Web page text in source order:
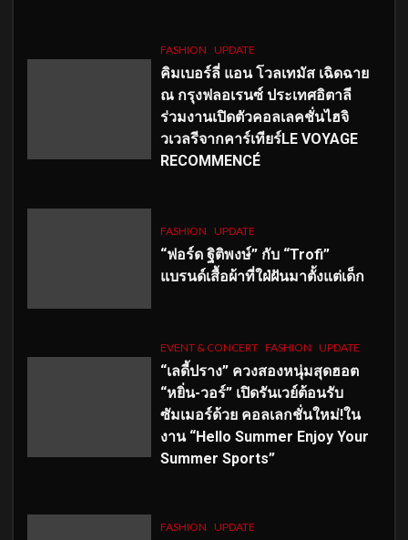
FASHION UPDATE
คิมเบอร์ลี่ แอน โวลเทมัส เฉิดฉาย
ณ กรุงฟลอเรนซ์ ประเทศอิตาลี
ร่วมงานเปิดตัวคอลเลคชั่นไฮจิ
วเวลรีจากคาร์เทียร์LE VOYAGE
RECOMMENCÉ
FASHION UPDATE
“ฟอร์ด ฐิติพงษ์” กับ “Trofi”
แบรนด์เสื้อผ้าที่ใฝ่ฝันมาตั้งแต่เด็ก
EVENT & CONCERT FASHION UPDATE
“เลดี้ปราง” ควงสองหนุ่มสุดฮอต
“หยิ่น-วอร์” เปิดรันเวย์ต้อนรับ
ซัมเมอร์ด้วย คอลเลกชั่นใหม่!ใน
งาน “Hello Summer Enjoy Your
Summer Sports”
FASHION UPDATE